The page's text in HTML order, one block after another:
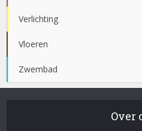
Verlichting
Vloeren
Zwembad
Over